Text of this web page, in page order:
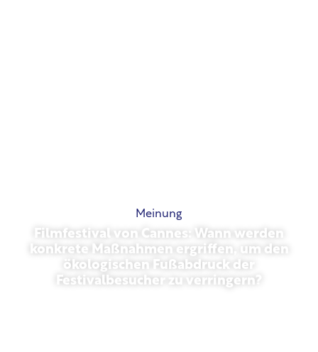
Meinung
Filmfestival von Cannes: Wann werden
konkrete Maßnahmen ergriffen, um den
ökologischen Fußabdruck der
Festivalbesucher zu verringern?